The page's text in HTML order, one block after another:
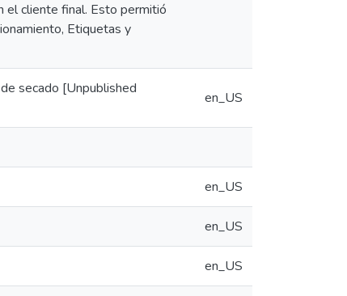
el cliente final. Esto permitió
Etiquetas y
secado [Unpublished
en_US
en_US
en_US
en_US